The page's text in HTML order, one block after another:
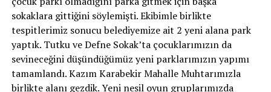
sokaklara gittiğini söylemişti. Ekibimle birlikte
tespitlerimiz sonucu belediyemize ait 2 yeni alana park
yaptık. Tutku ve Defne Sokak’ta çocuklarımızın da
sevineceğini düşündüğümüz yeni parklarımızın yapımı
tamamlandı. Kazım Karabekir Mahalle Muhtarımızla
birlikte alanı gezdik. Yeni nesil oyun gruplarımızda